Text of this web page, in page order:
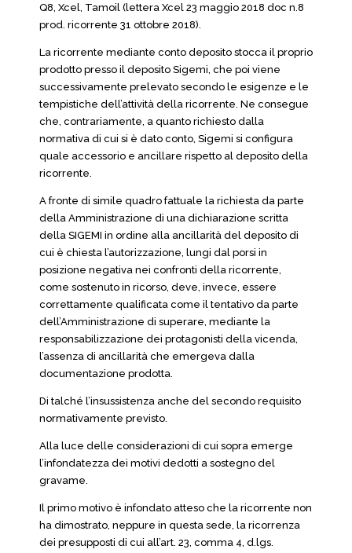
Q8, Xcel, Tamoil (lettera Xcel 23 maggio 2018 doc n.8
prod. ricorrente 31 ottobre 2018).
La ricorrente mediante conto deposito stocca il proprio
prodotto presso il deposito Sigemi, che poi viene
successivamente prelevato secondo le esigenze e le
tempistiche dell’attività della ricorrente. Ne consegue
che, contrariamente, a quanto richiesto dalla
normativa di cui si è dato conto, Sigemi si configura
quale accessorio e ancillare rispetto al deposito della
ricorrente.
A fronte di simile quadro fattuale la richiesta da parte
della Amministrazione di una dichiarazione scritta
della SIGEMI in ordine alla ancillarità del deposito di
cui è chiesta l’autorizzazione, lungi dal porsi in
posizione negativa nei confronti della ricorrente,
come sostenuto in ricorso, deve, invece, essere
correttamente qualificata come il tentativo da parte
dell’Amministrazione di superare, mediante la
responsabilizzazione dei protagonisti della vicenda,
l’assenza di ancillarità che emergeva dalla
documentazione prodotta.
Di talché l’insussistenza anche del secondo requisito
normativamente previsto.
Alla luce delle considerazioni di cui sopra emerge
l’infondatezza dei motivi dedotti a sostegno del
gravame.
Il primo motivo è infondato atteso che la ricorrente non
ha dimostrato, neppure in questa sede, la ricorrenza
dei presupposti di cui all’art. 23, comma 4, d.lgs.